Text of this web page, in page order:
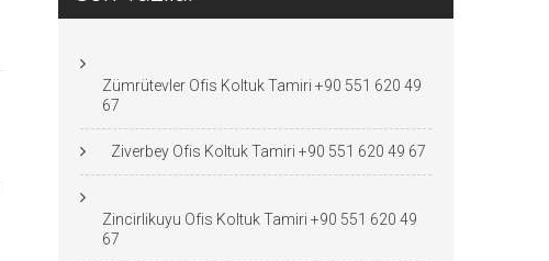
Zümrütevler Ofis Koltuk Tamiri +90 551 620 49
67
Ziverbey Ofis Koltuk Tamiri +90 551 620 49 67
Zincirlikuyu Ofis Koltuk Tamiri +90 551 620 49
67